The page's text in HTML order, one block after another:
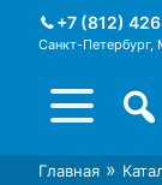
+7 (812)
Санкт-Петербург,
Главная »